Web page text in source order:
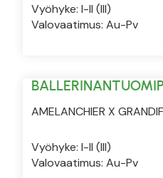
Vyöhyke: I-II (III)
Valovaatimus: Au-Pv
AMELANCHIER X
Vyöhyke: I-II (III)
Valovaatimus: Au-Pv